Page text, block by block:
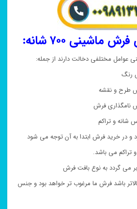
۷۰۰ شانه:
عوامل مختلفی دخالت دارند از جمله:
رنگ
طرح و نقشه
نامگذاری فرش
شانه و تراکم
و در خرید فرش ابتدا به آن توجه می شود
تراکم می باشد.
می گردد به نوع بافت فرش
باشد فرش ما مرغوب تر خواهد بود و جنس